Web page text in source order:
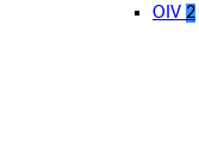
OIV 2